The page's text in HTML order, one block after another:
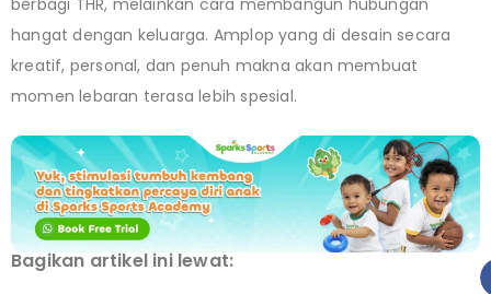
hangat dengan keluarga. Amplop yang di desain secara
kreatif, personal, dan penuh makna akan membuat
momen lebaran terasa lebih spesial.
Bagikan artikel ini lewat: